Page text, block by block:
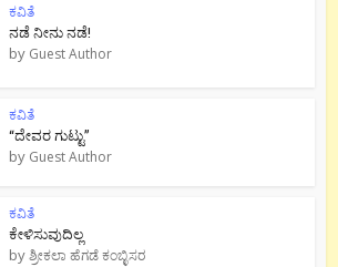
ಕವಿತೆ
ನಡೆ ನೀನು‌ ನಡೆ!
by Guest Author
ಕವಿತೆ
“ದೇವರ ಗುಟ್ಟು”
by Guest Author
ಕವಿತೆ
ಕೇಳಿಸುವುದಿಲ್ಲ
byಶ್ರೀಕಲಾ ಹೆಗಡೆ ಕಂಬ್ಳಿಸರ